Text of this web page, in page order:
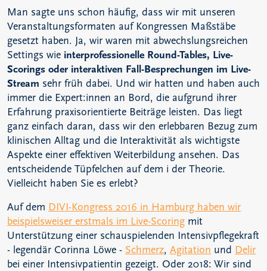
Man sagte uns schon häufig, dass wir mit unseren
Veranstaltungsformaten auf Kongressen Maßstäbe
gesetzt haben. Ja, wir waren mit abwechslungsreichen
Settings wie interprofessionelle Round-Tables, Live-
Scorings oder interaktiven Fall-Besprechungen im Live-
Stream sehr früh dabei. Und wir hatten und haben auch
immer die Expert:innen an Bord, die aufgrund ihrer
Erfahrung praxisorientierte Beiträge leisten. Das liegt
ganz einfach daran, dass wir den erlebbaren Bezug zum
klinischen Alltag und die Interaktivität als wichtigste
Aspekte einer effektiven Weiterbildung ansehen. Das
entscheidende Tüpfelchen auf dem i der Theorie.
Vielleicht haben Sie es erlebt?
Auf dem DIVI-Kongress 2016 in Hamburg haben wir
beispielsweiser erstmals im Live-Scoring mit
Unterstützung einer schauspielenden Intensivpflegekraft
- legendär Corinna Löwe - Schmerz, Agitation und Delir
bei einer Intensivpatientin gezeigt. Oder 2018: Wir sind